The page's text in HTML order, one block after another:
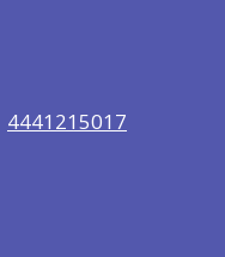
4441215017